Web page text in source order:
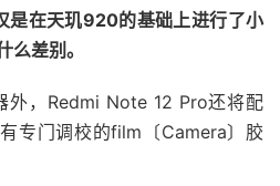
是在天玑920的基础上进行了小
么差别。
外，Redmi Note 12 Pro还将配
专门调校的film〔Camera〕胶